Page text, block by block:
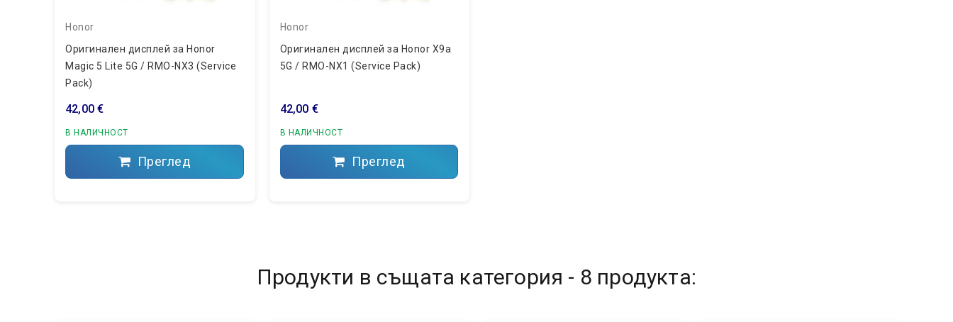
Honor
Оригинален дисплей за Honor
Magic 5 Lite 5G / RMO-NX3 (Service
Pack)
42,00 €
В НАЛИЧНОСТ
Преглед
Honor
Оригинален дисплей за Honor X9a
5G / RMO-NX1 (Service Pack)
42,00 €
В НАЛИЧНОСТ
Преглед
Продукти в същата категория - 8 продукта: